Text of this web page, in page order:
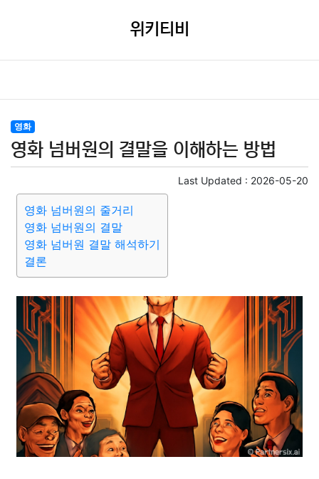
위키티비
영화
영화 넘버원의 결말을 이해하는 방법
Last Updated : 2026-05-20
영화 넘버원의 줄거리
영화 넘버원의 결말
영화 넘버원 결말 해석하기
결론